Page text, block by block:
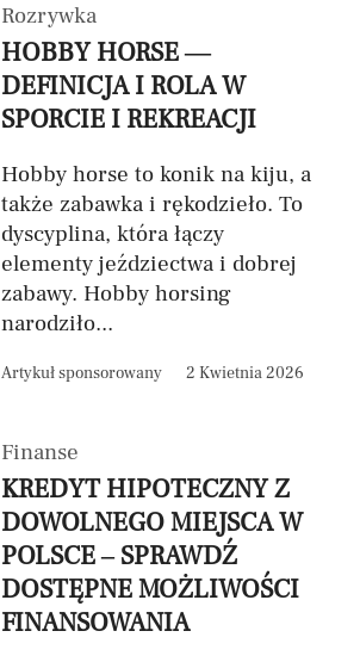
Rozrywka
HOBBY HORSE —
DEFINICJA I ROLA W
SPORCIE I REKREACJI
Hobby horse to konik na kiju, a
także zabawka i rękodzieło. To
dyscyplina, która łączy
elementy jeździectwa i dobrej
zabawy. Hobby horsing
narodziło...
Artykuł sponsorowany 2 Kwietnia 2026
Finanse
KREDYT HIPOTECZNY Z
DOWOLNEGO MIEJSCA W
POLSCE – SPRAWDŹ
DOSTĘPNE MOŻLIWOŚCI
FINANSOWANIA